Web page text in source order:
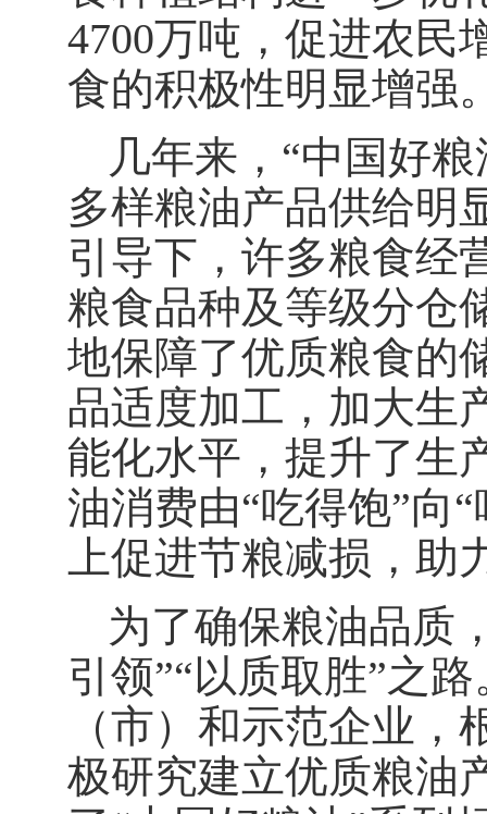
4700万吨，促进农民
食的积极性明显增强
几年来， “中国好
多样粮油产品供给明
引导下，许多粮食经
粮食品种及等级分仓
地保障了优质粮食的
品适度加工，加大生
能化水平，提升了生
油消费由“吃得饱”向
上促进节粮减损，助
为了确保粮油品质
引领”“以质取胜”之
（市）和示范企业
极研究建立优质粮油